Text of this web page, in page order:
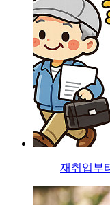
재취업부